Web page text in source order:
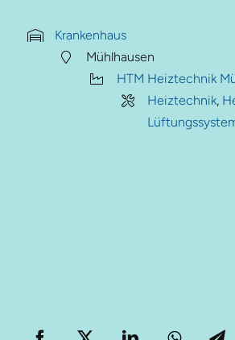
Krankenhaus
Mühlhausen
HTM Heiztechnik
Heiztechnik,